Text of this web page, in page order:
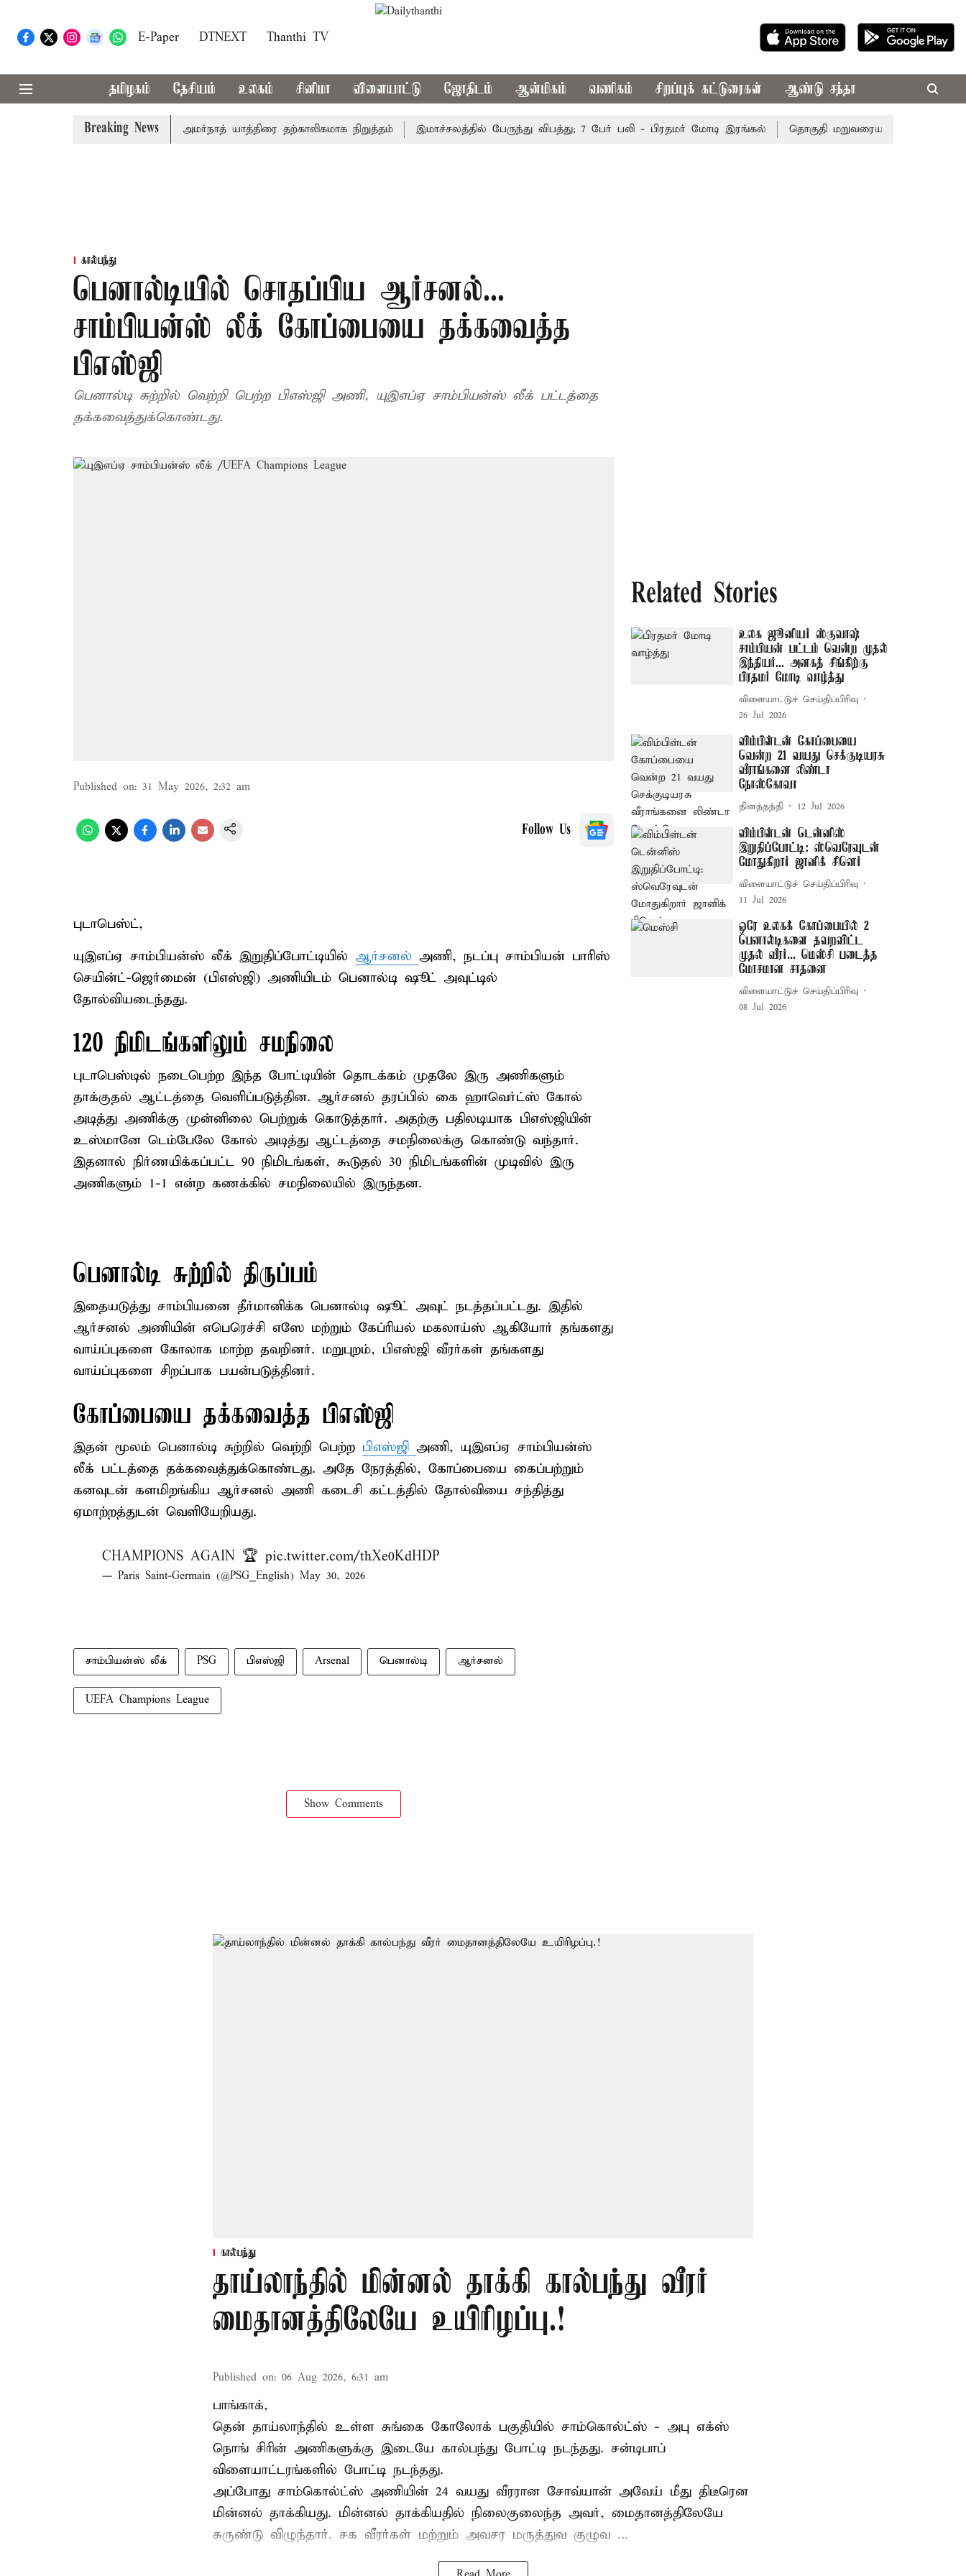
E-Paper DTNEXT Thanthi TV
தமிழகம் தேசியம் உலகம் சினிமா விளையாட்டு ஜோதிடம் ஆன்மிகம் வணிகம் சிறப்புக் கட்டுரைகள் ஆண்டு சந்தா
Breaking News
விசாரணை அமர்நாத் யாத்திரை தற்காலிகமாக நிறுத்தம் இமாச்சலத்தில் பேருந்து விபத்து; 7 பேர் பலி - பிரதமர் மோடி இரங்கல் தொகுதி மறுவரையறை நடந்தால்
கால்பந்து
பெனால்டியில் சொதப்பிய ஆர்சனல்...
சாம்பியன்ஸ் லீக் கோப்பையை தக்கவைத்த
பிஎஸ்ஜி
பெனால்டி சுற்றில் வெற்றி பெற்ற பிஎஸ்ஜி அணி, யுஇஎப்ஏ சாம்பியன்ஸ் லீக் பட்டத்தை
தக்கவைத்துக்கொண்டது.
Published on: 31 May 2026, 2:32 am
Follow Us
புடாபெஸ்ட்,
யுஇஎப்ஏ சாம்பியன்ஸ் லீக் இறுதிப்போட்டியில் ஆர்சனல் அணி, நடப்பு சாம்பியன் பாரிஸ்
செயின்ட்-ஜெர்மைன் (பிஎஸ்ஜி) அணியிடம் பெனால்டி ஷூட் அவுட்டில்
தோல்வியடைந்தது.
120 நிமிடங்களிலும் சமநிலை
புடாபெஸ்டில் நடைபெற்ற இந்த போட்டியின் தொடக்கம் முதலே இரு அணிகளும்
தாக்குதல் ஆட்டத்தை வெளிப்படுத்தின. ஆர்சனல் தரப்பில் கை ஹாவெர்ட்ஸ் கோல்
அடித்து அணிக்கு முன்னிலை பெற்றுக் கொடுத்தார். அதற்கு பதிலடியாக பிஎஸ்ஜியின்
உஸ்மானே டெம்பேலே கோல் அடித்து ஆட்டத்தை சமநிலைக்கு கொண்டு வந்தார்.
இதனால் நிர்ணயிக்கப்பட்ட 90 நிமிடங்கள், கூடுதல் 30 நிமிடங்களின் முடிவில் இரு
அணிகளும் 1-1 என்ற கணக்கில் சமநிலையில் இருந்தன.
பெனால்டி சுற்றில் திருப்பம்
இதையடுத்து சாம்பியனை தீர்மானிக்க பெனால்டி ஷூட் அவுட் நடத்தப்பட்டது. இதில்
ஆர்சனல் அணியின் எபெரெச்சி எஸே மற்றும் கேப்ரியல் மகலாய்ஸ் ஆகியோர் தங்களது
வாய்ப்புகளை கோலாக மாற்ற தவறினர். மறுபுறம், பிஎஸ்ஜி வீரர்கள் தங்களது
வாய்ப்புகளை சிறப்பாக பயன்படுத்தினர்.
கோப்பையை தக்கவைத்த பிஎஸ்ஜி
இதன் மூலம் பெனால்டி சுற்றில் வெற்றி பெற்ற பிஎஸ்ஜி அணி, யுஇஎப்ஏ சாம்பியன்ஸ்
லீக் பட்டத்தை தக்கவைத்துக்கொண்டது. அதே நேரத்தில், கோப்பையை கைப்பற்றும்
கனவுடன் களமிறங்கிய ஆர்சனல் அணி கடைசி கட்டத்தில் தோல்வியை சந்தித்து
ஏமாற்றத்துடன் வெளியேறியது.
CHAMPIONS AGAIN 🏆 pic.twitter.com/thXe0KdHDP
— Paris Saint-Germain (@PSG_English) May 30, 2026
சாம்பியன்ஸ் லீக் PSG பிஎஸ்ஜி Arsenal பெனால்டி ஆர்சனல்
UEFA Champions League
Show Comments
Related Stories
உலக ஜூனியர் ஸ்குவாஷ்
சாம்பியன் பட்டம் வென்ற முதல்
இந்தியர்... அனகத் சிங்கிற்கு
பிரதமர் மோடி வாழ்த்து
விளையாட்டுச் செய்திப்பிரிவு
26 Jul 2026
விம்பிள்டன் கோப்பையை
வென்ற 21 வயது செக்குடியரசு
வீராங்கனை லிண்டா
நோஸ்கோவா
தினத்தந்தி 12 Jul 2026
விம்பிள்டன் டென்னிஸ்
இறுதிப்போட்டி: ஸ்வெரேவுடன்
மோதுகிறார் ஜானிக் சினெர்
விளையாட்டுச் செய்திப்பிரிவு
11 Jul 2026
ஒரே உலகக் கோப்பையில் 2
பெனால்டிகளை தவறவிட்ட
முதல் வீரர்... மெஸ்சி படைத்த
மோசமான சாதனை
விளையாட்டுச் செய்திப்பிரிவு
08 Jul 2026
கால்பந்து
தாய்லாந்தில் மின்னல் தாக்கி கால்பந்து வீரர்
மைதானத்திலேயே உயிரிழப்பு.!
Published on: 06 Aug 2026, 6:31 am
பாங்காக்,
தென் தாய்லாந்தில் உள்ள சுங்கை கோலோக் பகுதியில் சாம்கொல்ட்ஸ் - அபு எக்ஸ்
நொங் சிரின் அணிகளுக்கு இடையே கால்பந்து போட்டி நடந்தது. சன்டிபாப்
விளையாட்டரங்களில் போட்டி நடந்தது.
அப்போது சாம்கொல்ட்ஸ் அணியின் 24 வயது வீரரான சோவ்யான் அவேய் மீது திடீரென
மின்னல் தாக்கியது. மின்னல் தாக்கியதில் நிலைகுலைந்த அவர், மைதானத்திலேயே
சுருண்டு விழுந்தார். சக வீரர்கள் மற்றும் அவசர மருத்துவ குழுவ ...